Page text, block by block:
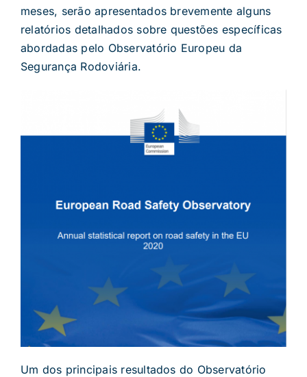
meses, serão apresentados brevemente alguns
relatórios detalhados sobre questões específicas
abordadas pelo Observatório Europeu da
Segurança Rodoviária.
Um dos principais resultados do Observatório